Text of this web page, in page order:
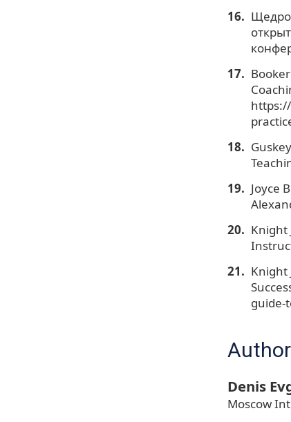
Joyce
Knight
Knight
guide-
Denis
Moscow